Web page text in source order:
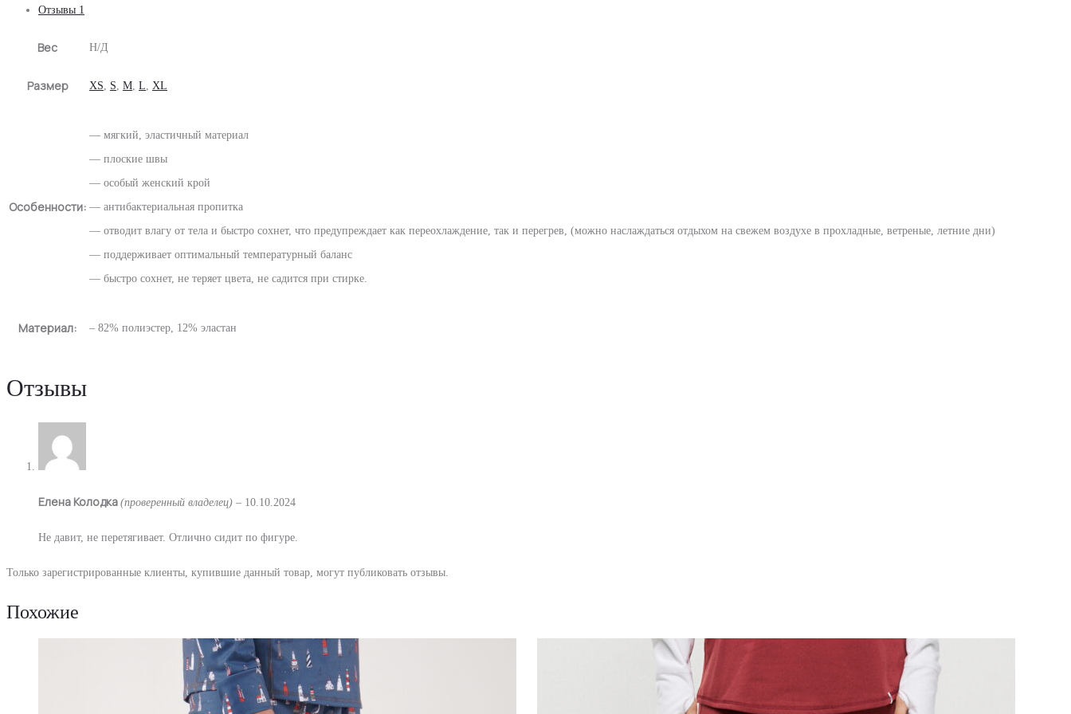
ROOTSОтзывы 1
Вес Н/Д
Размер XS S M L XL
Особенности:
— мягкий, эластичный материал
— плоские швы
— особый женский крой
— антибактериальная пропитка
— отводит влагу от тела и быстро сохнет, что предупреждает как переохлаждение, так и перегрев, (можно наслаждаться отдыхом на свежем воздухе в прохладные, ветреные, летние дни)
— поддерживает оптимальный температурный баланс
— быстро сохнет, не теряет цвета, не садится при стирке.
Материал: – 82% полиэстер, 12% эластан
Отзывы
Елена Колодка (проверенный владелец) – 10.10.2024
Не давит, не перетягивает. Отлично сидит по фигуре.
Только зарегистрированные клиенты, купившие данный товар, могут публиковать отзывы.
Похожие